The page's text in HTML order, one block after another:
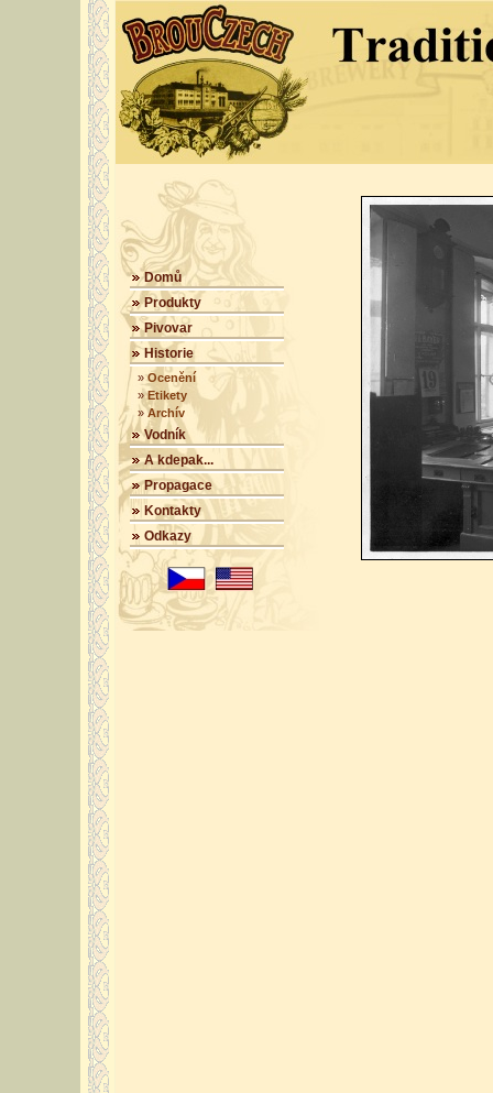
Domů
Produkty
Pivovar
Historie
»Ocenění
»Etikety
»Archív
Vodník
A kdepak...
Propagace
Kontakty
Odkazy